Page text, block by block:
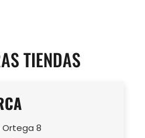
TIENDAS
Ortega 8